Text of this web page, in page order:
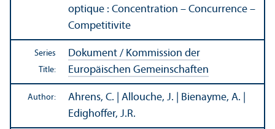
optique : Concentration – Concurrence –
Competitivite
Series
Title:
Dokument / Kommission der
Europäischen Gemeinschaften
Author:
Ahrens, C. | Allouche, J. | Bienayme, A. |
Edighoffer, J.R.